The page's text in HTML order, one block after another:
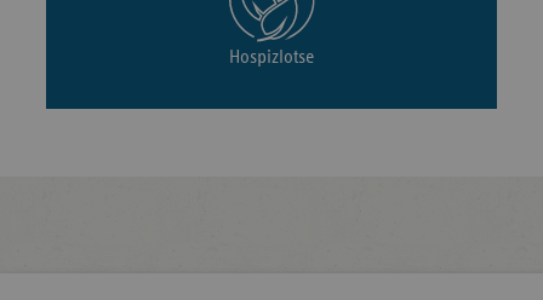
Hospizlotse